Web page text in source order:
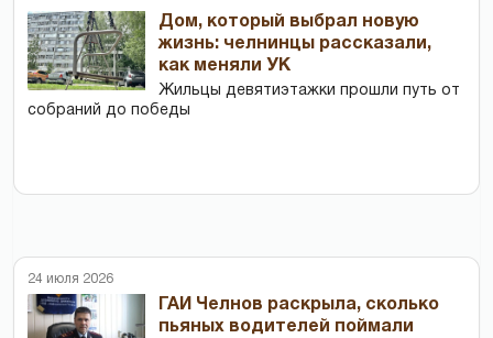
Дом, который выбрал новую
жизнь: челнинцы рассказали,
как меняли УК
Жильцы девятиэтажки прошли путь от
собраний до победы
24 июля 2026
ГАИ Челнов раскрыла, сколько
пьяных водителей поймали